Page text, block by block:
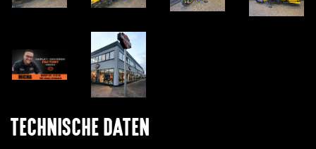
TECHNISCHE DATEN